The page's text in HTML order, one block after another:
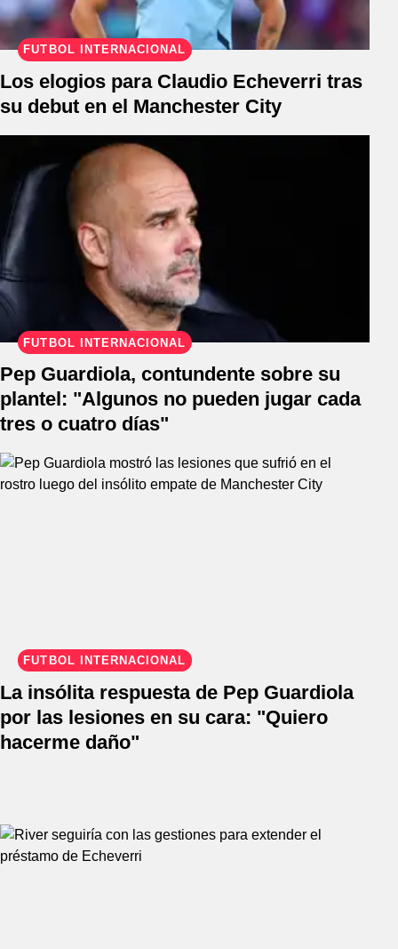
FÚTBOL INTERNACIONAL
Los elogios para Claudio Echeverri tras
su debut en el Manchester City
FÚTBOL INTERNACIONAL
Pep Guardiola, contundente sobre su
plantel: "Algunos no pueden jugar cada
tres o cuatro días"
FÚTBOL INTERNACIONAL
La insólita respuesta de Pep Guardiola
por las lesiones en su cara: "Quiero
hacerme daño"